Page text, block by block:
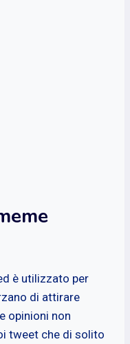
è utilizzato per
di attirare
opinioni non
tweet che di solito